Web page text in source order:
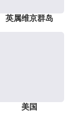
英属维京群岛
美国